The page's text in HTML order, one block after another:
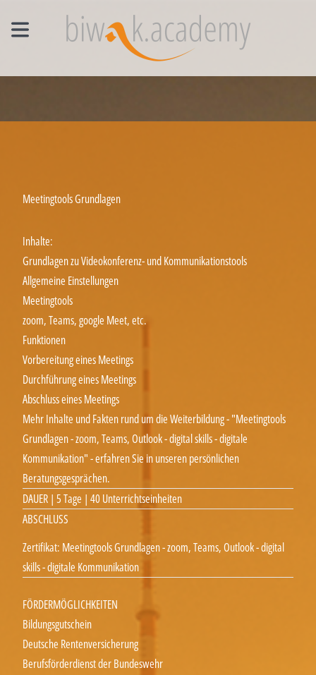
Meetingtools Grundlagen
Inhalte:
Grundlagen zu Videokonferenz- und Kommunikationstools
Allgemeine Einstellungen
Meetingtools
zoom, Teams, google Meet, etc.
Funktionen
Vorbereitung eines Meetings
Durchführung eines Meetings
Abschluss eines Meetings
Mehr Inhalte und Fakten rund um die Weiterbildung - "Meetingtools
Grundlagen - zoom, Teams, Outlook - digital skills - digitale
Kommunikation" - erfahren Sie in unseren persönlichen
Beratungsgesprächen.
DAUER | 5 Tage | 40 Unterrichtseinheiten
ABSCHLUSS
Zertifikat: Meetingtools Grundlagen - zoom, Teams, Outlook - digital
skills - digitale Kommunikation
FÖRDERMÖGLICHKEITEN
Bildungsgutschein
Deutsche Rentenversicherung
Berufsförderdienst der Bundeswehr